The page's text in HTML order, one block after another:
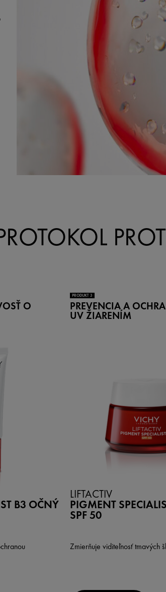
O
B3 OČNÝ
PRODUKT 3
PREVENCIA A
UV ŽIARENÍM
LIFTACTIV
PIGMENT
SPF 50
Zmierňuje viditeľnosť tmavých